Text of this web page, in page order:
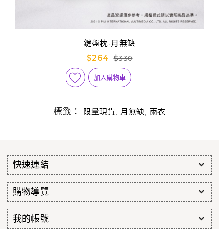
鍵盤枕-月無缺
$264
$330
加入購物車
標籤： 限量現貨,月無缺, 雨衣
快速連結
購物導覽
我的帳號